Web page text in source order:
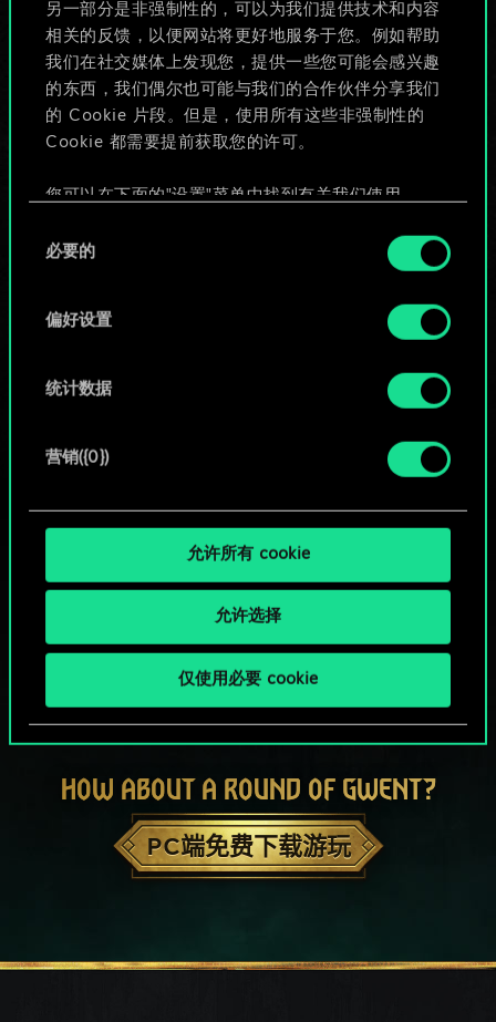
另一部分是非强制性的，可以为我们提供技术和内容
相关的反馈，以便网站将更好地服务于您。例如帮助
我们在社交媒体上发现您，提供一些您可能会感兴趣
的东西，我们偶尔也可能与我们的合作伙伴分享我们
的 Cookie 片段。但是，使用所有这些非强制性的
Cookie 都需要提前获取您的许可。
您可以在下面的"设置"菜单中找到有关我们使用
好。一旦您了解了其中的内容并准备好继续，请点
必要的
偏好设置
统计数据
营销({0})
允许所有 cookie
允许选择
仅使用必要 cookie
牌，但能做的不止这
些！
给牌组命名并撰写攻略
HOW ABOUT A ROUND OF GWENT?
PC端免费下载游玩